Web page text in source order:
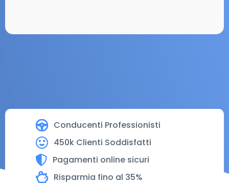
Conducenti Professionisti
450k Clienti Soddisfatti
Pagamenti online sicuri
Risparmia fino al 35%